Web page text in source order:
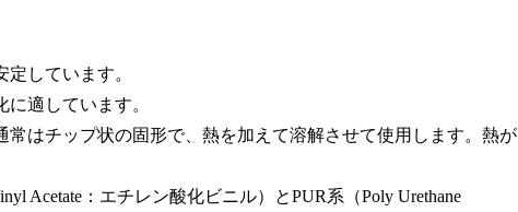
しています。
適しています。
はチップ状の固形で、熱を加えて溶解させて使用します。熱が
Acetate：エチレン酸化ビニル）とPUR系（Poly Urethane